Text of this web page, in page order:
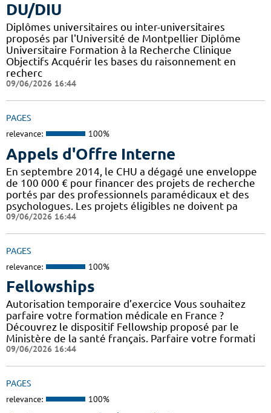
DU/DIU
Diplômes universitaires ou inter-universitaires
proposés par l'Université de Montpellier Diplôme
Universitaire Formation à la Recherche Clinique
Objectifs Acquérir les bases du raisonnement en
recherc
09/06/2026 16:44
PAGES
relevance: 100%
Appels d'Offre Interne
En septembre 2014, le CHU a dégagé une enveloppe
de 100 000 € pour financer des projets de recherche
portés par des professionnels paramédicaux et des
psychologues. Les projets éligibles ne doivent pa
09/06/2026 16:44
PAGES
relevance: 100%
Fellowships
Autorisation temporaire d’exercice Vous souhaitez
parfaire votre formation médicale en France ?
Découvrez le dispositif Fellowship proposé par le
Ministère de la santé français. Parfaire votre formati
09/06/2026 16:44
PAGES
relevance: 100%